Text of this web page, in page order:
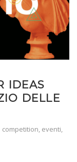
IDEAS
DELLE
competition, eventi,